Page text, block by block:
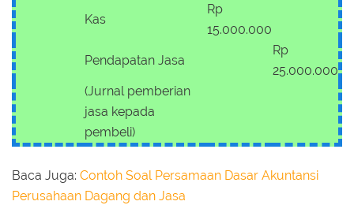
Kas
Rp
15.000.000
Pendapatan Jasa
Rp
25.000.000
(Jurnal pemberian
jasa kepada
pembeli)
Baca Juga: Contoh Soal Persamaan Dasar Akuntansi
Perusahaan Dagang dan Jasa